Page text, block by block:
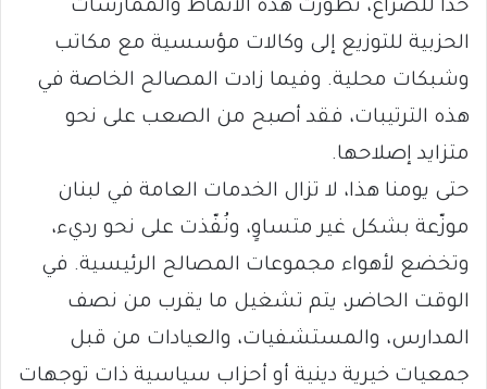
حداً للصراع، تطورت هذه الأنماط والممارسات
الحزبية للتوزيع إلى وكالات مؤسسية مع مكاتب
وشبكات محلية. وفيما زادت المصالح الخاصة في
هذه الترتيبات، فقد أصبح من الصعب على نحو
متزايد إصلاحها.
حتى يومنا هذا، لا تزال الخدمات العامة في لبنان
موزّعة بشكل غير متساوٍ، ونُفّذت على نحو رديء،
وتخضع لأهواء مجموعات المصالح الرئيسية. في
الوقت الحاضر، يتم تشغيل ما يقرب من نصف
المدارس، والمستشفيات، والعيادات من قبل
جمعيات خيرية دينية أو أحزاب سياسية ذات توجهات